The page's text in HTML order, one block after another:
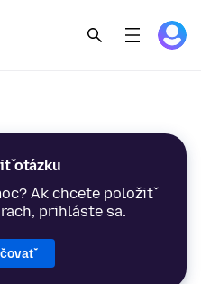
otázku
Ak chcete položiť
prihláste sa.